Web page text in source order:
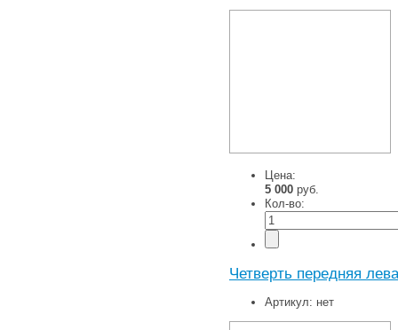
Цена:
5 000 руб.
Кол-во:
Четверть передняя
Артикул: нет